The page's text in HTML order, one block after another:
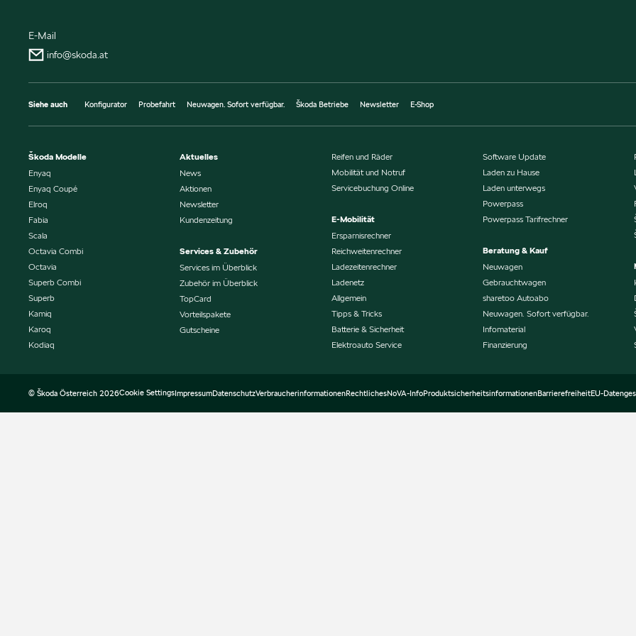
E-Mail
info@skoda.at
Siehe auch Konfigurator Probefahrt Neuwagen. Sofort verfügbar. Škoda Betriebe Newsletter E-Shop
Škoda Modelle
Enyaq
Enyaq Coupé
Elroq
Fabia
Scala
Octavia Combi
Octavia
Superb Combi
Superb
Kamiq
Karoq
Kodiaq
Aktuelles
News
Aktionen
Newsletter
Kundenzeitung
Services & Zubehör
Services im Überblick
Zubehör im Überblick
TopCard
Vorteilspakete
Gutscheine
Reifen und Räder
Mobilität und Notruf
Servicebuchung Online
E-Mobilität
Ersparnisrechner
Reichweitenrechner
Ladezeitenrechner
Ladenetz
Allgemein
Tipps & Tricks
Batterie & Sicherheit
Elektroauto Service
Software Update
Laden zu Hause
Laden unterwegs
Powerpass
Powerpass Tarifrechner
Beratung & Kauf
Neuwagen
Gebrauchtwagen
sharetoo Autoabo
Neuwagen. Sofort verfügbar.
Infomaterial
Finanzierung
© Škoda Österreich 2026Cookie SettingsImpressumDatenschutzVerbraucherinformationenRechtlichesNoVA-InfoProduktsicherheitsinformationenBarrierefreiheitEU-